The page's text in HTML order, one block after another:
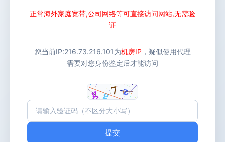
正常海外家庭宽带,公司网络等可直接访问网站,无需验
证
您当前IP:216.73.216.101为机房IP ，疑似使用代理
需要对您身份鉴定后才能访问
提交